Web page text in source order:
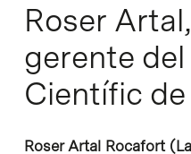
Roser
gerente
Científic
Roser Artal Rocafort